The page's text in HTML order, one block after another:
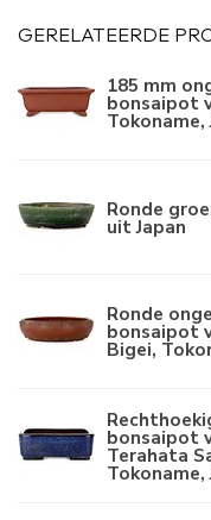
GERELATEERDE
185 mm
bonsaipot
Tokoname,
Ronde
uit Japan
Ronde
bonsaipot
Bigei,
bonsaipot
Terahata
Tokoname,